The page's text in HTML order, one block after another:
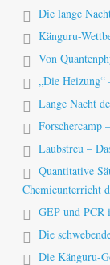
Die lange
Känguru-
Von
„Die
Lange Nacht
Forschercamp
Laubstreu –
Quantitative
Chemieunterricht
GEP und
Die
Die Känguru-